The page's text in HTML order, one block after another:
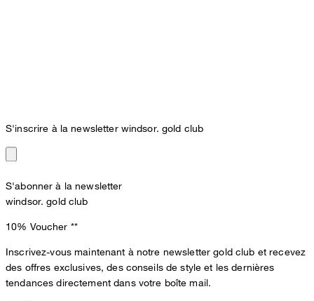
S'inscrire à la newsletter windsor. gold club
S'abonner à la newsletter
windsor. gold club
10% Voucher **
Inscrivez-vous maintenant à notre newsletter gold club et recevez
des offres exclusives, des conseils de style et les dernières
tendances directement dans votre boîte mail.